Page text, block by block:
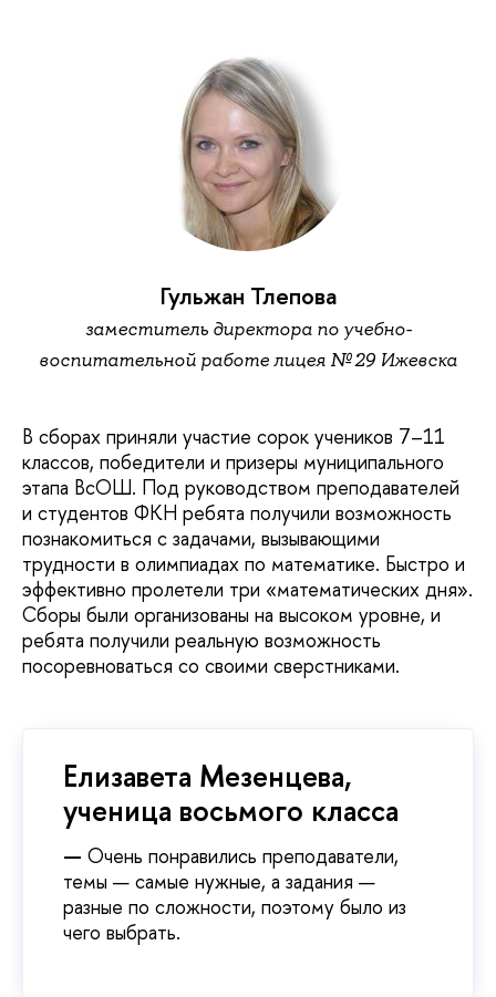
Гульжан Тлепова
заместитель директора по учебно-
воспитательной работе лицея № 29 Ижевска
В сборах приняли участие сорок учеников 7–11
классов, победители и призеры муниципального
этапа ВсОШ. Под руководством преподавателей
и студентов ФКН ребята получили возможность
познакомиться с задачами, вызывающими
трудности в олимпиадах по математике. Быстро и
эффективно пролетели три «математических дня».
Сборы были организованы на высоком уровне, и
ребята получили реальную возможность
посоревноваться со своими сверстниками.
Елизавета Мезенцева,
ученица восьмого класса
— Очень понравились преподаватели,
темы — самые нужные, а задания —
разные по сложности, поэтому было из
чего выбрать.